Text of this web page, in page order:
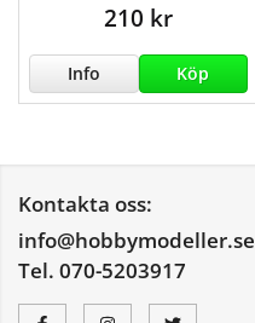
210 kr
Info Köp
Kontakta oss:
info@hobbymodeller.se
Tel. 070-5203917